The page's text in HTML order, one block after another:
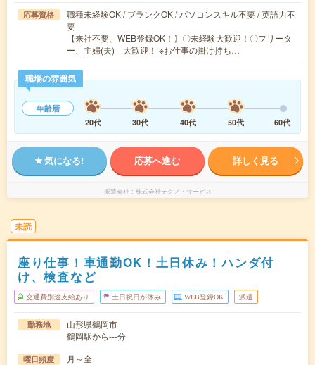
応募資格
職種未経験OK / ブランクOK / パソコンスキル不要 / 英語力不
要
【来社不要、WEB登録OK！】〇未経験大歓迎！〇フリータ
ー、主婦(夫) 大歓迎！ ※お仕事の掛け持ち…
職場の雰囲気
年齢層
20代
30代 40代 50代 60代
気になる! 応募へ進む 詳しく見る
派遣会社 株式会社テクノ・サービス
未読
座り仕事！車通勤OK！土日休み！ハンダ付
け、検査など
交通費別途支給あり 土日祝日が休み WEB登録OK 派遣
勤務地
山形県鶴岡市
鶴岡駅から---分
曜日頻度 月～金